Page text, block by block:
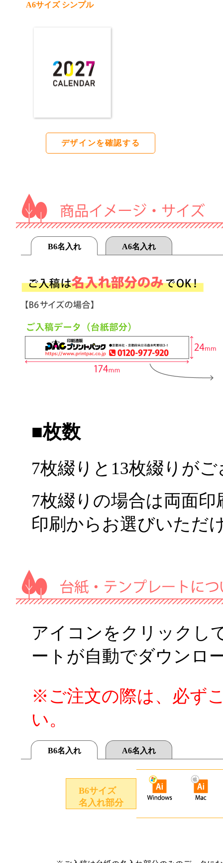
A6サイズ シンプル
デザインを確認する
B6名入れ A6名入れ
枚数
7枚綴りと13枚綴りが
7枚綴りの場合は両面
印刷からお選びいただ
アイコンをクリックし
ートが自動でダウンロ
※ご注文の際は、必ず
い。
B6名入れ A6名入れ
B6サイズ
名入れ部分